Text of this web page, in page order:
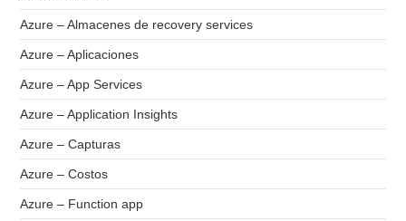
Azure – Almacenes de recovery services
Azure – Aplicaciones
Azure – App Services
Azure – Application Insights
Azure – Capturas
Azure – Costos
Azure – Function app